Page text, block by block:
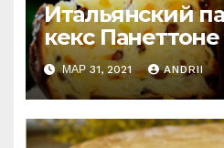
Итальянский
кекс
рецепт).
постоянно!
МАР 31, 2021 ANDRII